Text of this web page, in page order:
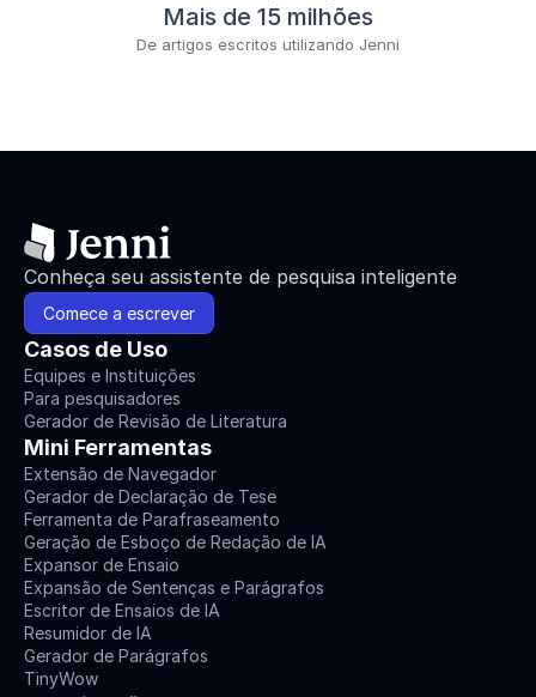
Mais de 15 milhões
De artigos escritos utilizando Jenni
Conheça seu assistente de pesquisa inteligente
Comece a escrever
Casos de Uso
Equipes e Instituições
Para pesquisadores
Gerador de Revisão de Literatura
Mini Ferramentas
Extensão de Navegador
Gerador de Declaração de Tese
Ferramenta de Parafraseamento
Geração de Esboço de Redação de IA
Expansor de Ensaio
Expansão de Sentenças e Parágrafos
Escritor de Ensaios de IA
Resumidor de IA
Gerador de Parágrafos
TinyWow